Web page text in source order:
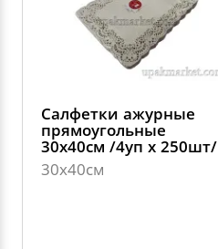
Салфетки ажурные
прямоугольные
30х40см /4уп х 250шт/
30х40см